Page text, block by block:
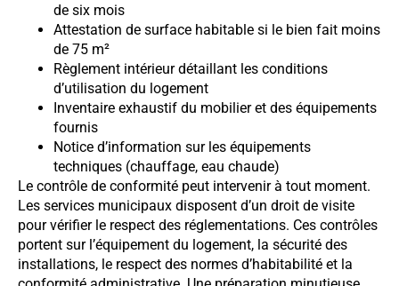
de six mois
Attestation de surface habitable si le bien fait moins
de 75 m²
Règlement intérieur détaillant les conditions
d’utilisation du logement
Inventaire exhaustif du mobilier et des équipements
fournis
Notice d’information sur les équipements
techniques (chauffage, eau chaude)
Le contrôle de conformité peut intervenir à tout moment.
Les services municipaux disposent d’un droit de visite
pour vérifier le respect des réglementations. Ces contrôles
portent sur l’équipement du logement, la sécurité des
installations, le respect des normes d’habitabilité et la